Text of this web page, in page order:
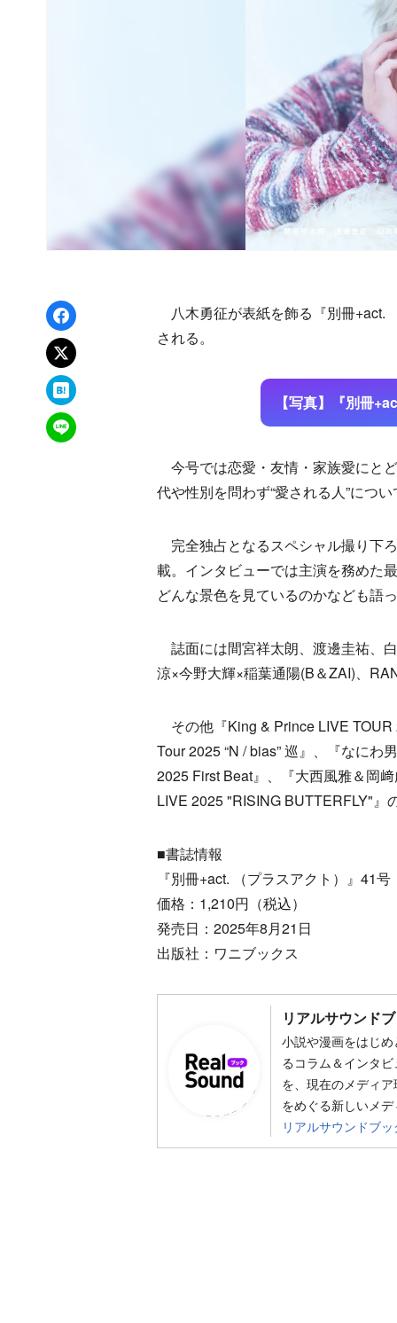
Facebookでシェア
xでポスト
はてなブックマーク
LINEで送る
八木勇征が表紙を飾る『別冊+act.
される。
【写真】『別冊
今号では恋愛・友情・家族愛にと
代や性別を問わず“愛される人”につ
完全独占となるスペシャル撮り下
載。インタビューでは主演を務めた
どんな景色を見ているのかなども語
誌面には間宮祥太朗、渡邊圭祐、
涼×今野大輝×稲葉通陽(B＆ZAI)、
その他『King & Prince LIVE
Tour 2025 “N / bias” 巡』、『なにわ
2025 First Beat』、『大西風雅＆岡
LIVE 2025 "RISING BUTTERFLY"』
■書誌情報
『別冊+act. （プラスアクト）』41号
価格：1,210円（税込）
発売日：2025年8月21日
出版社：ワニブックス
リアルサウンド
小説や漫画をはじ
るコラム＆インタ
を、現在のメディ
をめぐる新しいメ
リアルサウンドブ